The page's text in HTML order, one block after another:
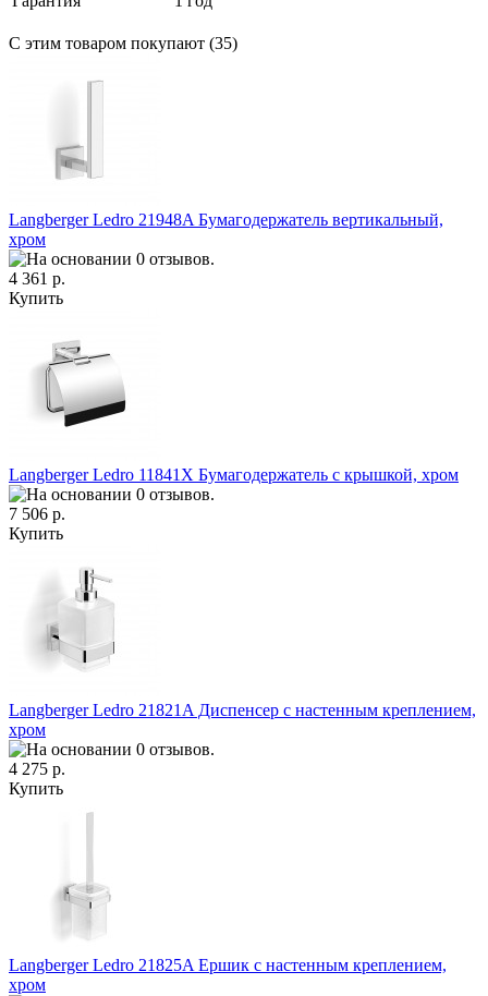
С этим товаром покупают (35)
Langberger Ledro 21948A Бумагодержатель вертикальный,
хром
4 361 р.
Купить
Langberger Ledro 11841X Бумагодержатель с крышкой, хром
7 506 р.
Купить
Langberger Ledro 21821A Диспенсер с настенным креплением,
хром
4 275 р.
Купить
Langberger Ledro 21825A Ершик с настенным креплением,
хром